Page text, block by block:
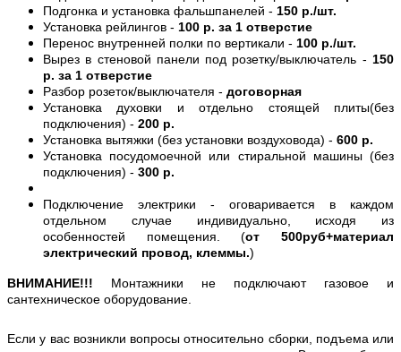
Подгонка и установка фальшпанелей - 150 р./шт.
Установка рейлингов - 100 р. за 1 отверстие
Перенос внутренней полки по вертикали - 100 р./шт.
Вырез в стеновой панели под розетку/выключатель - 150
р. за 1 отверстие
Разбор розеток/выключателя - договорная
Установка духовки и отдельно стоящей плиты(без
подключения) - 200 р.
Установка вытяжки (без установки воздуховода) - 600 р.
Установка посудомоечной или стиральной машины (без
подключения) - 300 р.
Подключение электрики - оговаривается в каждом
отдельном случае индивидуально, исходя из
особенностей помещения. (от 500руб+материал
электрический провод, клеммы.)
ВНИМАНИЕ!!! Монтажники не подключают газовое и
сантехническое оборудование.
Если у вас возникли вопросы относительно сборки, подъема или